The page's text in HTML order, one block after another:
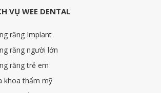
VỤ WEE DENTAL
răng Implant
răng người lớn
răng trẻ em
khoa thẩm mỹ